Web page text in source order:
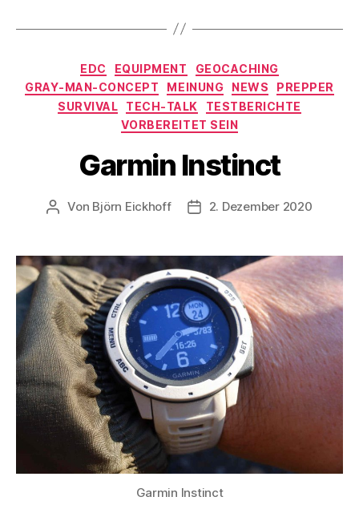
Kategorien
EDC EQUIPMENT
GEOCACHING
GRAY-MAN-CONCEPT
MEINUNG NEWS
PREPPER
SURVIVAL
TECH-TALK
TESTBERICHTE
VORBEREITET SEIN
Garmin Instinct
Beitragsautor
Von Björn Eickhoff Veröffentlichungsdatum
2. Dezember 2020
Garmin Instinct